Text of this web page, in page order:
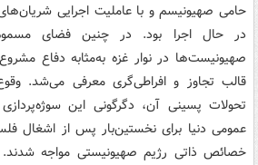
حامی صهیونیسم و با عاملیت اجرایی
در حال اجرا بود. در چنین فضای
صهیونیست‌ها در نوار غزه به‌مثابه دفاع
قالب تجاوز و افراطی‌گری معرفی می‌شد.
تحولات پسینی آن، دگرگونی این سوژه‌پردازی
عمومی دنیا برای نخستین‌بار پس از اشغال
خصائص ذاتی رژیم صهیونیستی مواجه